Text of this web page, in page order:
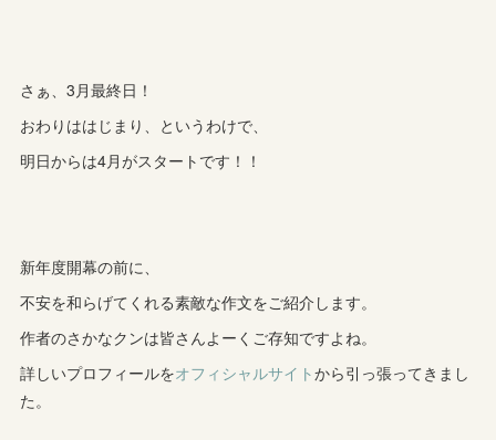
さぁ、3月最終日！
おわりははじまり、というわけで、
明日からは4月がスタートです！！
新年度開幕の前に、
不安を和らげてくれる素敵な作文をご紹介します。
作者のさかなクンは皆さんよーくご存知ですよね。
詳しいプロフィールをオフィシャルサイトから引っ張ってきまし
た。